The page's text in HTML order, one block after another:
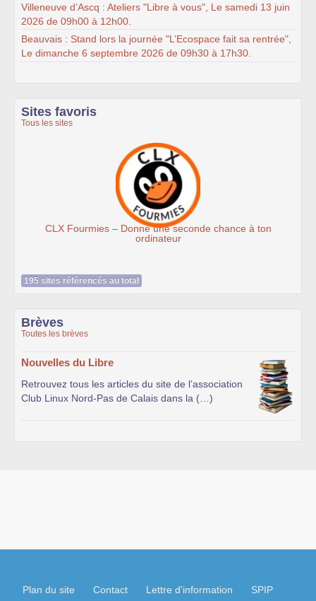
Villeneuve d’Ascq : Ateliers "Libre à vous", Le samedi 13 juin
2026 de 09h00 à 12h00.
Beauvais : Stand lors la journée "L’Ecospace fait sa rentrée",
Le dimanche 6 septembre 2026 de 09h30 à 17h30.
Sites favoris
Tous les sites
– Donne une seconde chance à ton
195 sites référencés au total
Brèves
Toutes les brèves
Nouvelles du Libre
Retrouvez tous les articles du site de l’association
Club Linux Nord-Pas de Calais dans la (…)
Plan du site Contact Lettre d'information SPIP